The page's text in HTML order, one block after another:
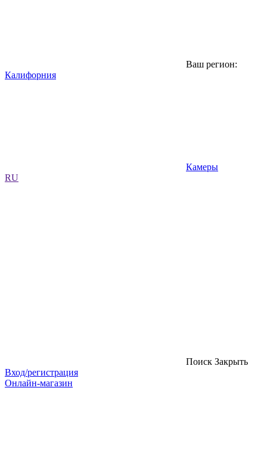
Ваш регион:
Калифорния
Камеры
RU
Поиск Закрыть
Вход/регистрация
Онлайн-магазин